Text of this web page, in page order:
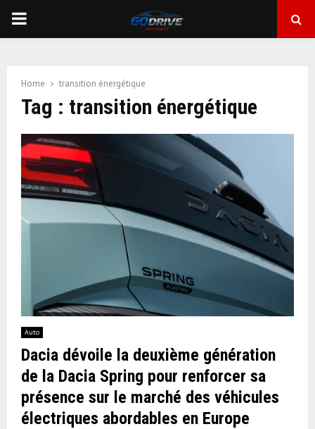
PRIMARY
Home transition énergétique
Tag : transition énergétique
Auto
Dacia dévoile la deuxième génération
de la Dacia Spring pour renforcer sa
présence sur le marché des véhicules
électriques abordables en Europe